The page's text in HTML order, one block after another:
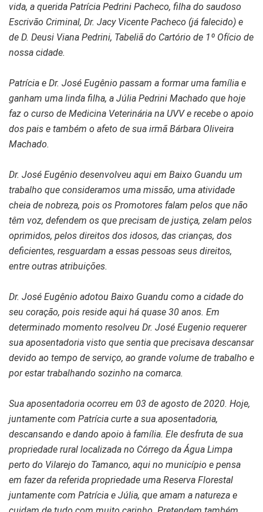
vida, a querida Patrícia Pedrini Pacheco, filha do saudoso
Escrivão Criminal, Dr. Jacy Vicente Pacheco (já falecido) e
de D. Deusi Viana Pedrini, Tabeliã do Cartório de 1º Ofício de
nossa cidade.
Patrícia e Dr. José Eugênio passam a formar uma família e
ganham uma linda filha, a Júlia Pedrini Machado que hoje
faz o curso de Medicina Veterinária na UVV e recebe o apoio
dos pais e também o afeto de sua irmã Bárbara Oliveira
Machado.
Dr. José Eugênio desenvolveu aqui em Baixo Guandu um
trabalho que consideramos uma missão, uma atividade
cheia de nobreza, pois os Promotores falam pelos que não
têm voz, defendem os que precisam de justiça, zelam pelos
oprimidos, pelos direitos dos idosos, das crianças, dos
deficientes, resguardam a essas pessoas seus direitos,
entre outras atribuições.
Dr. José Eugênio adotou Baixo Guandu como a cidade do
seu coração, pois reside aqui há quase 30 anos. Em
determinado momento resolveu Dr. José Eugenio requerer
sua aposentadoria visto que sentia que precisava descansar
devido ao tempo de serviço, ao grande volume de trabalho e
por estar trabalhando sozinho na comarca.
Sua aposentadoria ocorreu em 03 de agosto de 2020. Hoje,
juntamente com Patrícia curte a sua aposentadoria,
descansando e dando apoio à família. Ele desfruta de sua
propriedade rural localizada no Córrego da Água Limpa
perto do Vilarejo do Tamanco, aqui no município e pensa
em fazer da referida propriedade uma Reserva Florestal
juntamente com Patrícia e Júlia, que amam a natureza e